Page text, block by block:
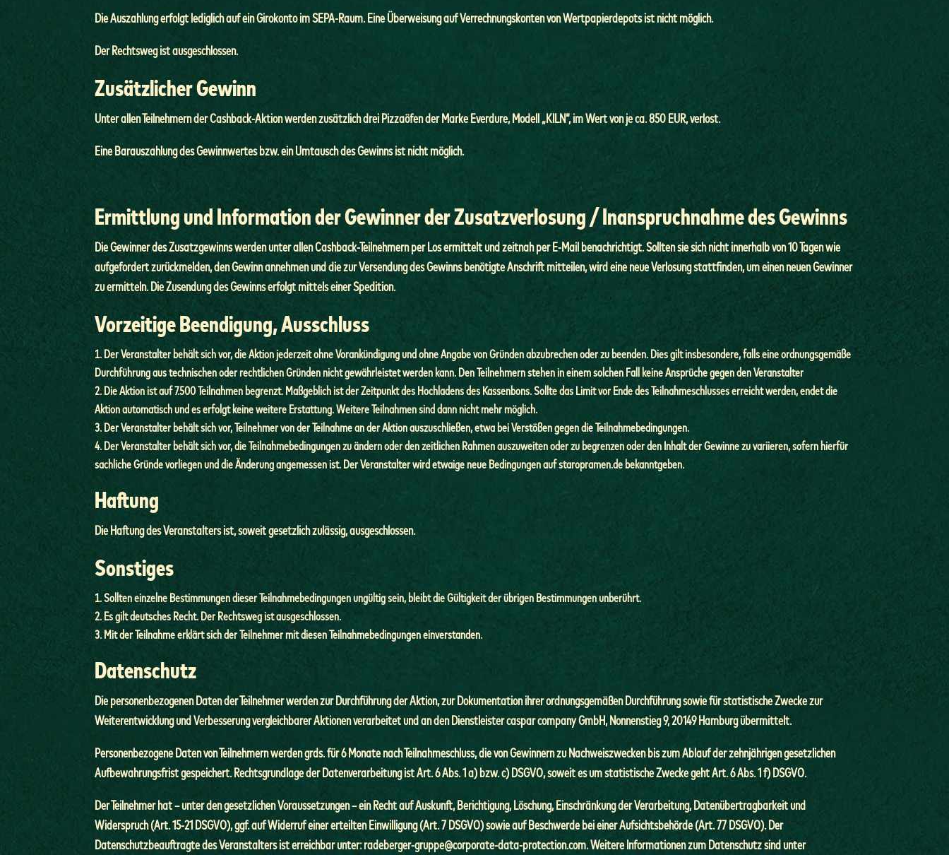
Die Auszahlung erfolgt lediglich auf ein Girokonto im SEPA-Raum. Eine Überweisung auf Verrechnungskonten von Wertpapierdepots ist nicht möglich.
Der Rechtsweg ist ausgeschlossen.
Zusätzlicher Gewinn
Unter allen Teilnehmern der Cashback-Aktion werden zusätzlich drei Pizzaöfen der Marke Everdure, Modell „KILN“, im Wert von je ca. 850 EUR, verlost.
Eine Barauszahlung des Gewinnwertes bzw. ein Umtausch des Gewinns ist nicht möglich.
Ermittlung und Information der Gewinner der Zusatzverlosung / Inanspruchnahme des Gewinns
Die Gewinner des Zusatzgewinns werden unter allen Cashback-Teilnehmern per Los ermittelt und zeitnah per E-Mail benachrichtigt. Sollten sie sich nicht innerhalb von 10 Tagen wie
aufgefordert zurückmelden, den Gewinn annehmen und die zur Versendung des Gewinns benötigte Anschrift mitteilen, wird eine neue Verlosung stattfinden, um einen neuen Gewinner
zu ermitteln. Die Zusendung des Gewinns erfolgt mittels einer Spedition.
Vorzeitige Beendigung, Ausschluss
Der Veranstalter behält sich vor, die Aktion jederzeit ohne Vorankündigung und ohne Angabe von Gründen abzubrechen oder zu beenden. Dies gilt insbesondere, falls eine ordnungsgemäße
Durchführung aus technischen oder rechtlichen Gründen nicht gewährleistet werden kann. Den Teilnehmern stehen in einem solchen Fall keine Ansprüche gegen den Veranstalter
Die Aktion ist auf 7.500 Teilnahmen begrenzt. Maßgeblich ist der Zeitpunkt des Hochladens des Kassenbons. Sollte das Limit vor Ende des Teilnahmeschlusses erreicht werden, endet die
Aktion automatisch und es erfolgt keine weitere Erstattung. Weitere Teilnahmen sind dann nicht mehr möglich.
Der Veranstalter behält sich vor, Teilnehmer von der Teilnahme an der Aktion auszuschließen, etwa bei Verstößen gegen die Teilnahmebedingungen.
Der Veranstalter behält sich vor, die Teilnahmebedingungen zu ändern oder den zeitlichen Rahmen auszuweiten oder zu begrenzen oder den Inhalt der Gewinne zu variieren, sofern hierfür
sachliche Gründe vorliegen und die Änderung angemessen ist. Der Veranstalter wird etwaige neue Bedingungen auf staropramen.de bekanntgeben.
Haftung
Die Haftung des Veranstalters ist, soweit gesetzlich zulässig, ausgeschlossen.
Sonstiges
Sollten einzelne Bestimmungen dieser Teilnahmebedingungen ungültig sein, bleibt die Gültigkeit der übrigen Bestimmungen unberührt.
Es gilt deutsches Recht. Der Rechtsweg ist ausgeschlossen.
Mit der Teilnahme erklärt sich der Teilnehmer mit diesen Teilnahmebedingungen einverstanden.
Datenschutz
Die personenbezogenen Daten der Teilnehmer werden zur Durchführung der Aktion, zur Dokumentation ihrer ordnungsgemäßen Durchführung sowie für statistische Zwecke zur
Weiterentwicklung und Verbesserung vergleichbarer Aktionen verarbeitet und an den Dienstleister caspar company GmbH, Nonnenstieg 9, 20149 Hamburg übermittelt.
Personenbezogene Daten von Teilnehmern werden grds. für 6 Monate nach Teilnahmeschluss, die von Gewinnern zu Nachweiszwecken bis zum Ablauf der zehnjährigen gesetzlichen
Aufbewahrungsfrist gespeichert. Rechtsgrundlage der Datenverarbeitung ist Art. 6 Abs. 1 a) bzw. c) DSGVO, soweit es um statistische Zwecke geht Art. 6 Abs. 1 f) DSGVO.
Der Teilnehmer hat – unter den gesetzlichen Voraussetzungen – ein Recht auf Auskunft, Berichtigung, Löschung, Einschränkung der Verarbeitung, Datenübertragbarkeit und
Widerspruch (Art. 15-21 DSGVO), ggf. auf Widerruf einer erteilten Einwilligung (Art. 7 DSGVO) sowie auf Beschwerde bei einer Aufsichtsbehörde (Art. 77 DSGVO). Der
Datenschutzbeauftragte des Veranstalters ist erreichbar unter: radeberger-gruppe@corporate-data-protection.com. Weitere Informationen zum Datenschutz sind unter